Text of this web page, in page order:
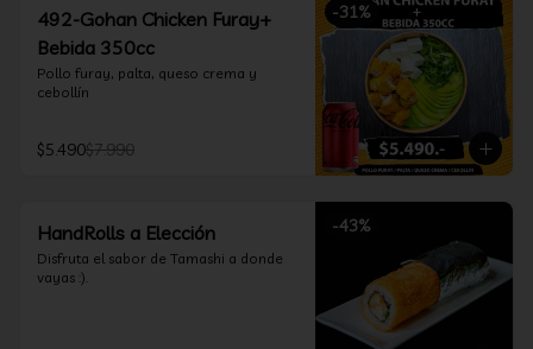
-31%
492-Gohan Chicken Furay+
Bebida 350cc
Pollo furay, palta, queso crema y
cebollín
$5.490$7.990
-43%
HandRolls a Elección
Disfruta el sabor de Tamashi a donde
vayas :).